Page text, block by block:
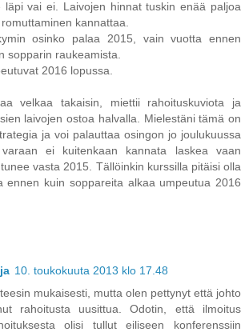
läpi vai ei. Laivojen hinnat tuskin enää paljoa
kannattaa.
osinko palaa 2015, vain vuotta ennen
sopparin raukeamista.
2016 lopussa.
velkaa takaisin, miettii rahoituskuviota ja
laivojen ostoa halvalla. Mielestäni tämä on
ja voi palauttaa osingon jo joulukuussa
ei kuitenkaan kannata laskea vaan
vasta 2015. Tällöinkin kurssilla pitäisi olla
ennen kuin soppareita alkaa umpeutua 2016
10. toukokuuta 2013 klo 17.48
mukaisesti, mutta olen pettynyt että johto
rahoitusta uusittua. Odotin, että ilmoitus
olisi tullut eiliseen konferenssiin